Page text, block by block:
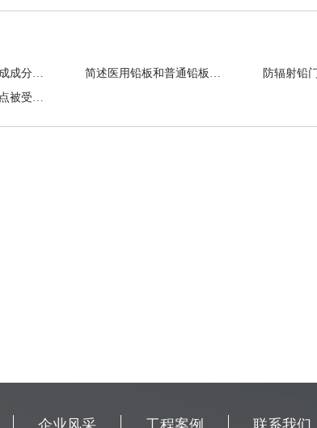
医用铅板的关键组成成分包含有哪些？ 简述医用铅板和普通铅板的区别都有哪些
硫酸钡板哪一些优点被受大家认可？
企业风采 工程案例 联系我们